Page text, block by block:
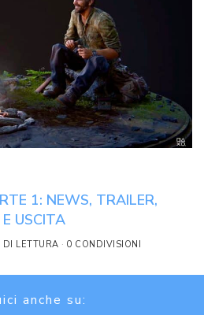
1: NEWS, TRAILER,
USCITA
LETTURA 0 CONDIVISIONI
anche su: